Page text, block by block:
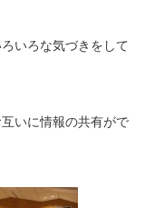
いろな気づきをして
いに情報の共有がで